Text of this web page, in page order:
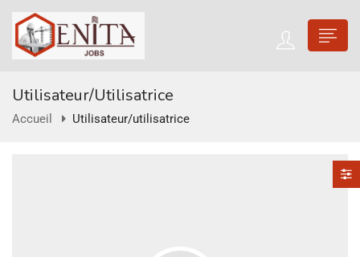
Utilisateur/utilisatrice
Accueil Utilisateur/utilisatrice